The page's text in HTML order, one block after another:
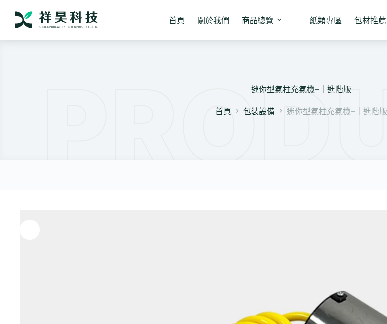
要
首頁 關於我們 商品總覽 紙類專區 包材推薦
迷你型氣柱充氣機+｜進階版
首頁 包裝設備 迷你型氣柱充氣機+｜進階版